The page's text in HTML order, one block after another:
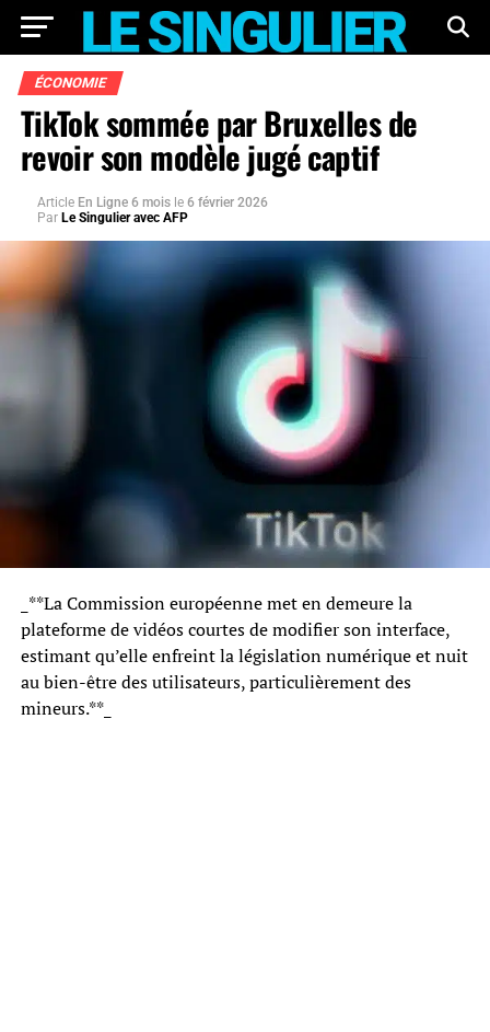
ÉCONOMIE
TikTok sommée par Bruxelles de
revoir son modèle jugé captif
Article En Ligne 6 mois le 6 février 2026
Par Le Singulier avec AFP
_**La Commission européenne met en demeure la
plateforme de vidéos courtes de modifier son interface,
estimant qu’elle enfreint la législation numérique et nuit
au bien-être des utilisateurs, particulièrement des
mineurs.**_